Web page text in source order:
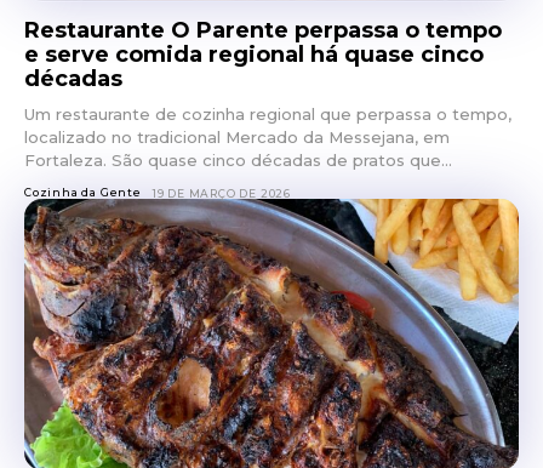
Restaurante O Parente perpassa o tempo
e serve comida regional há quase cinco
décadas
Um restaurante de cozinha regional que perpassa o tempo,
localizado no tradicional Mercado da Messejana, em
Fortaleza. São quase cinco décadas de pratos que...
Cozinha da Gente 19 DE MARÇO DE 2026